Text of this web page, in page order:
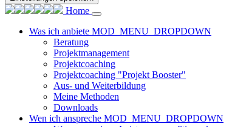
Home
Was ich anbiete MOD_MENU_DROPDOWN
Beratung
Projektmanagement
Projektcoaching
Projektcoaching "Projekt Booster"
Aus- und Weiterbildung
Meine Methoden
Downloads
Wen ich anspreche MOD_MENU_DROPDOWN